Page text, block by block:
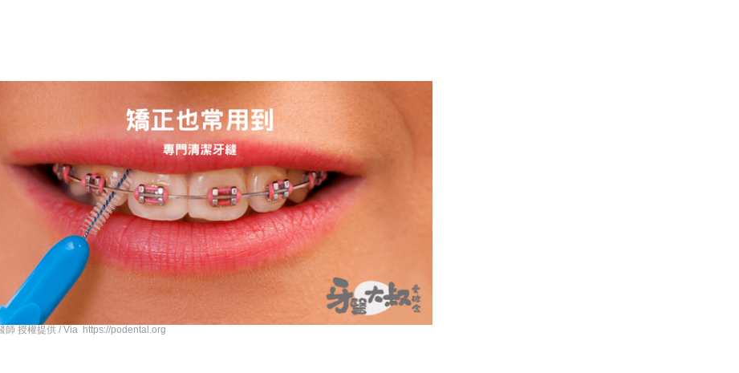
師 授權提供 / Via https://podental.org